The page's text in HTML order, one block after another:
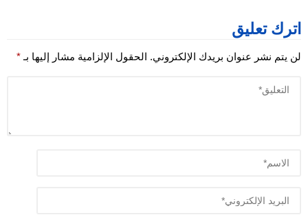
اترك تعليق
لن يتم نشر عنوان بريدك الإلكتروني. الحقول الإلزامية مشار إليها بـ *